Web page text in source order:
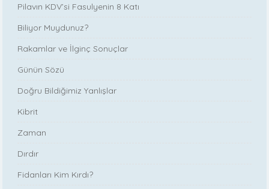
Pilavın KDV’si Fasulyenin 8 Katı
Biliyor Muydunuz?
Rakamlar ve İlginç Sonuçlar
Günün Sözü
Doğru Bildiğimiz Yanlışlar
Kibrit
Zaman
Dırdır
Fidanları Kim Kırdı?